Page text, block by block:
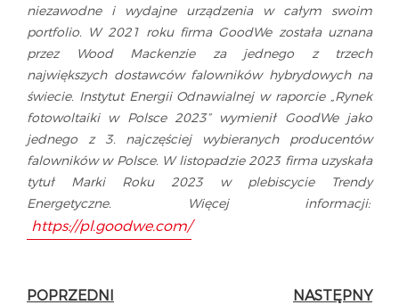
niezawodne i wydajne urządzenia w całym swoim
portfolio. W 2021 roku firma GoodWe została uznana
przez Wood Mackenzie za jednego z trzech
największych dostawców falowników hybrydowych na
świecie. Instytut Energii Odnawialnej w raporcie „Rynek
fotowoltaiki w Polsce 2023” wymienił GoodWe jako
jednego z 3. najczęściej wybieranych producentów
falowników w Polsce. W listopadzie 2023 firma uzyskała
tytuł Marki Roku 2023 w plebiscycie Trendy
Energetyczne. Więcej informacji:
https://pl.goodwe.com/
POPRZEDNI NASTĘPNY